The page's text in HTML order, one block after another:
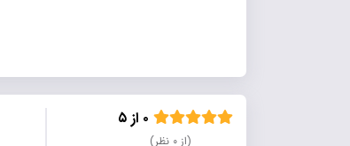
(از ۰ نظر)